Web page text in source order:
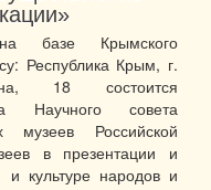
базе Крымского
Республика Крым, г.
18 состоится
Научного совета
музеев Российской
в презентации и
и культуре народов и